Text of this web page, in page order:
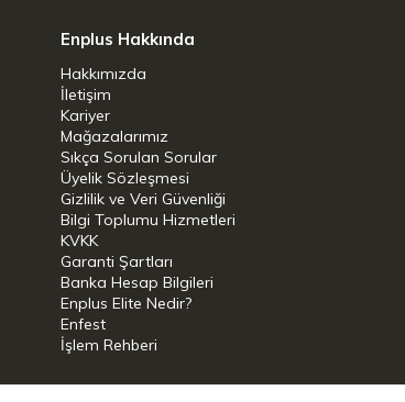
Enplus Hakkında
Hakkımızda
İletişim
Kariyer
Mağazalarımız
Sıkça Sorulan Sorular
Üyelik Sözleşmesi
Gizlilik ve Veri Güvenliği
Bilgi Toplumu Hizmetleri
KVKK
Garanti Şartları
Banka Hesap Bilgileri
Enplus Elite Nedir?
Enfest
İşlem Rehberi